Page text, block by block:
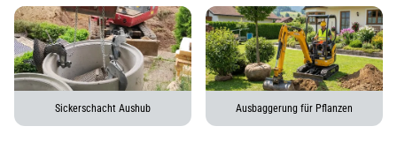
Sickerschacht Aushub Ausbaggerung für Pflanzen